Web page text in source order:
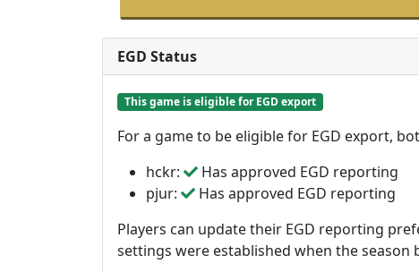
EGD Status
This game is eligible for EGD export
For a game to be eligible for EGD export,
hckr:
Has approved EGD reporting
pjur:
Has approved EGD reporting
Players can update their EGD reporting
settings were established when the season